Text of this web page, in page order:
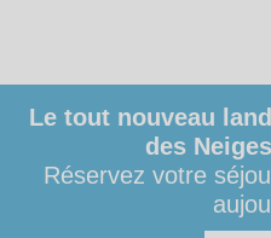
Le tout nouveau
des
Réservez votre